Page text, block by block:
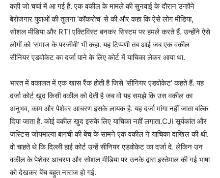
कही जो चर्चा में आ गई है. एक वकील के मामले की सुनवाई के दौरान उन्होंने
बेरोजगार युवाओं की तुलना ‘कॉकरोच’ से की और कहा कि ऐसे लोग मीडिया,
सोशल मीडिया और RTI एक्टिविस्ट बनकर सिस्टम पर हमले करते हैं. उन्होंने ऐसे
लोगों को ‘समाज के परजीवी’ भी कहा. यह टिप्पणी तब आई जब एक वकील
सीनियर एडवोकेट का दर्जा पाने के लिए कोर्ट में याचिका लेकर आया था.
भारत में वकालत में एक खास रैंक होती है जिसे ‘सीनियर एडवोकेट’ कहते हैं. यह
दर्जा कोर्ट खुद किसी वकील को देती है जब वो यह समझे कि उस वकील का
अनुभव, काम और पेशेवर आचरण इसके लायक है. यह दर्जा मांगा नहीं जाता बल्कि
दिया जाता है. कोई वकील खुद इसके लिए याचिका नहीं लगाता.CJI सूर्यकांत और
जस्टिस जोयमाल्या बागची की बेंच के सामने एक वकील ने याचिका दाखिल की थी.
वो चाहते थे कि दिल्ली हाई कोर्ट उन्हें सीनियर एडवोकेट का दर्जा दे. लेकिन उन
वकील के पेशेवर आचरण और सोशल मीडिया पर उनके द्वारा इस्तेमाल की गई भाषा
को देखकर बेंच बहुत नाराज हो गई.